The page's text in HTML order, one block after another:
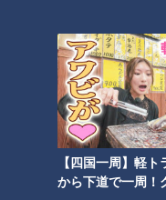
【四国一周】軽
から下道で一周！
オススメ関連コンテ